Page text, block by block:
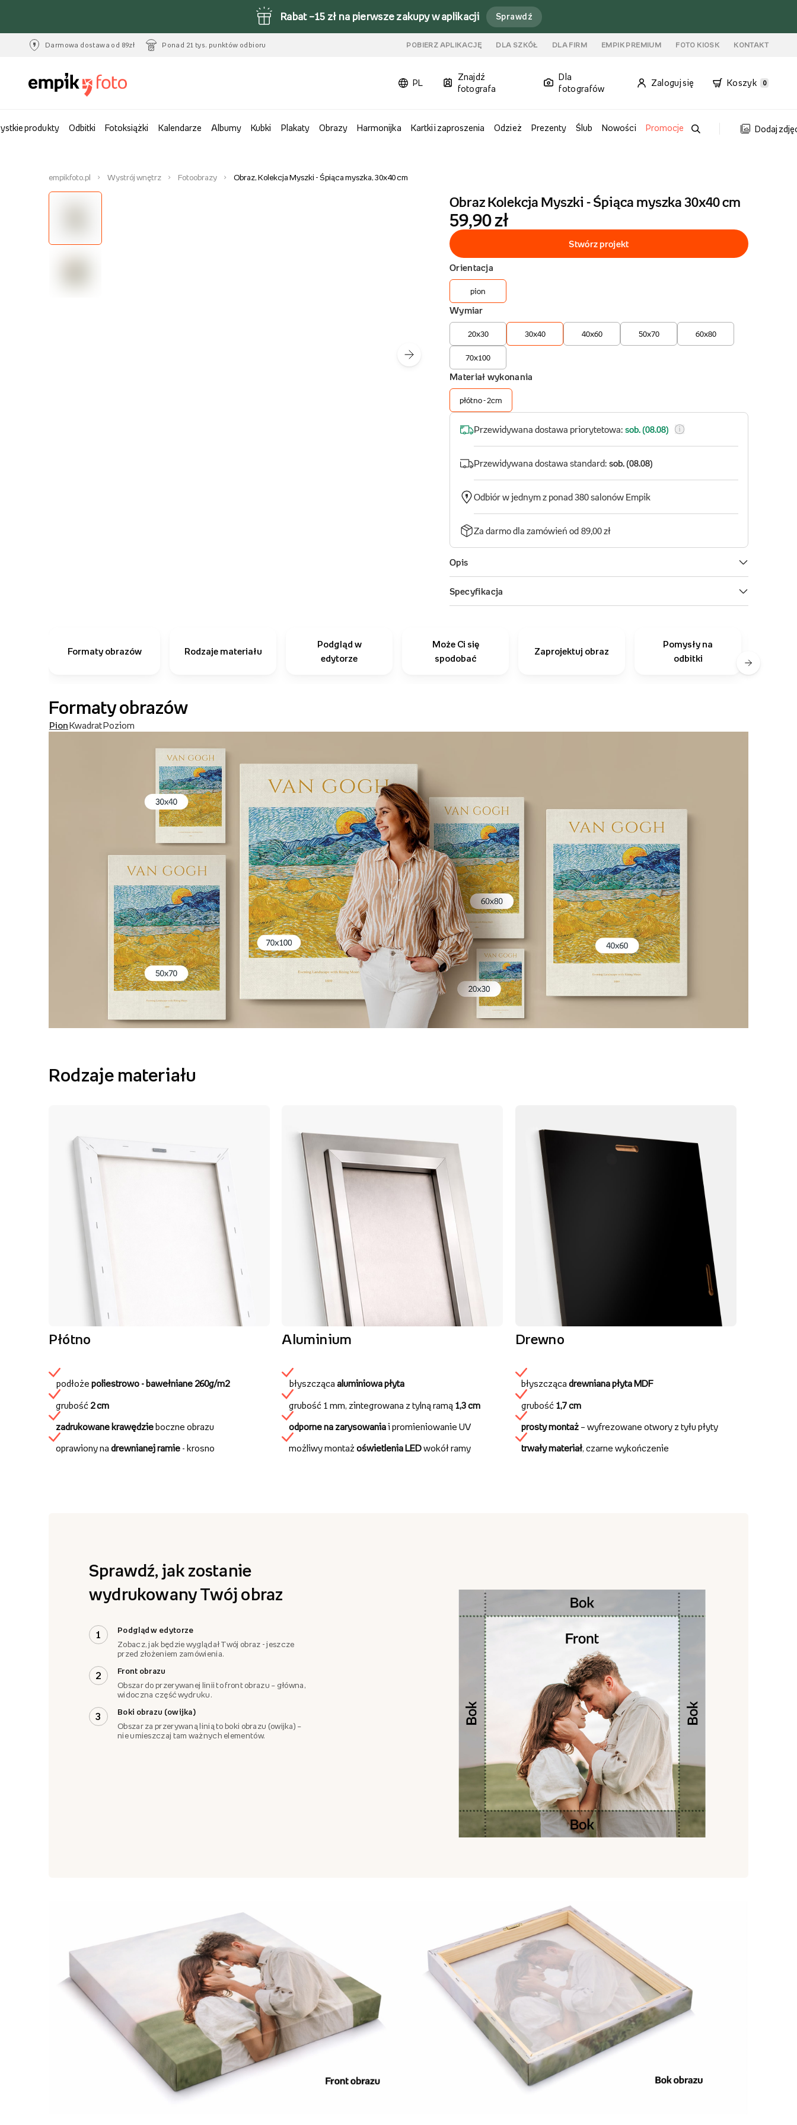
Rabat –15 zł na pierwsze zakupy w aplikacji Sprawdź
Darmowa dostawa od 89zł Ponad 21 tys. punktów odbioru POBIERZ APLIKACJĘ DLA SZKÓŁ DLA FIRM EMPIK PREMIUM FOTO KIOSK KONTAKT
PL
Znajdź
fotografa
Dla
fotografów
Zaloguj się Koszyk 0
produkty Odbitki Fotoksiążki Kalendarze Albumy Kubki Plakaty Obrazy Harmonijka Kartki i zaproszenia Odzież Prezenty Ślub Nowości Promocje Dodaj
empikfoto.pl Wystrój wnętrz Fotoobrazy Obraz, Kolekcja Myszki - Śpiąca myszka, 30x40 cm
Formaty obrazów Rodzaje materiału
Podgląd w
edytorze
Może Ci się
spodobać
Zaprojektuj obraz
Pomysły na
odbitki
Formaty obrazów
PionKwadratPoziom
Rodzaje materiału
Płótno
podłoże poliestrowo - bawełniane 260g/m2
grubość 2 cm
zadrukowane krawędzie boczne obrazu
oprawiony na drewnianej ramie - krosno
Aluminium
błyszczącaaluminiowa płyta
grubość 1 mm, zintegrowana z tylną ramą 1,3 cm
odporne na zarysowaniai promieniowanie UV
możliwy montażoświetlenia LEDwokół ramy
Drewno
błyszcząca drewniana płyta MDF
grubość 1,7 cm
prosty montaż– wyfrezowane otwory z tyłu płyty
trwały materiał, czarne wykończenie
Sprawdź, jak zostanie
wydrukowany Twój obraz
1
Podgląd w edytorze
Zobacz, jak będzie wyglądał Twój obraz - jeszcze
przed złożeniem zamówienia.
2
Front obrazu
Obszar do przerywanej linii to front obrazu – główna,
widoczna część wydruku.
3
Boki obrazu (owijka)
Obszar za przerywaną linią to boki obrazu (owijka) –
nie umieszczaj tam ważnych elementów.